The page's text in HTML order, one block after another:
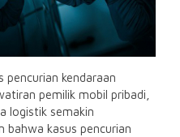
pencurian kendaraan
pemilik mobil pribadi,
logistik semakin
bahwa kasus pencurian